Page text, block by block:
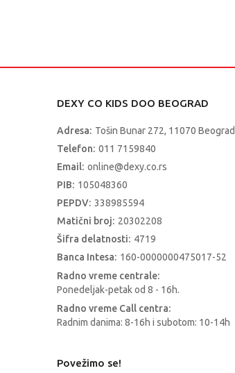
DEXY CO KIDS DOO BEOGRAD
Adresa: Tošin Bunar 272, 11070 Beograd
Telefon: 011 7159840
Email: online@dexy.co.rs
PIB: 105048360
PEPDV: 338985594
Matični broj: 20302208
Šifra delatnosti: 4719
Banca Intesa: 160-0000000475017-52
Radno vreme centrale:
Ponedeljak-petak od 8 - 16h.
Radno vreme Call centra:
Radnim danima: 8-16h i subotom: 10-14h
Povežimo se!